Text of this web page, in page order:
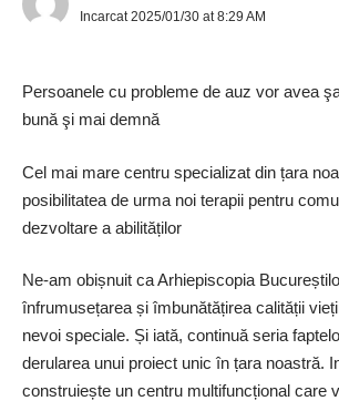
Incarcat 2025/01/30 at 8:29 AM
Persoanele cu probleme de auz vor avea
bună şi mai demnă
Cel mai mare centru specializat din țara
posibilitatea de urma noi terapii pentru
dezvoltare a abilităților
Ne-am obișnuit ca Arhiepiscopia
înfrumusețarea și îmbunătățirea calității
nevoi speciale. Și iată, continuă seria
derularea unui proiect unic în țara noastră.
construiește un centru multifuncțional care